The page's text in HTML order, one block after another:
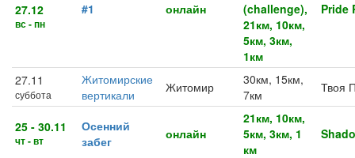
27.12
вс - пн
#1 онлайн
(challenge),
21км, 10км,
5км, 3км,
1км
Pride
27.11
суббота
Житомирские
вертикали
Житомир
30км, 15км,
7км
Твоя
25 - 30.11
чт - вт
Осенний
забег
онлайн
21км, 10км,
5км, 3км, 1
км